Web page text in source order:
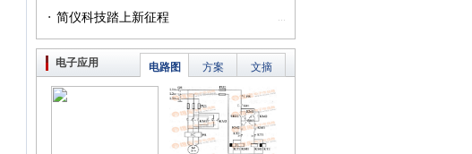
...
· 简仪科技踏上新征程
电子应用 文摘
方案
电路图